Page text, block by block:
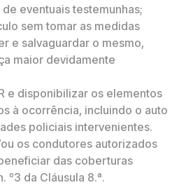
eventuais testemunhas;
sem tomar as medidas
e salvaguardar o mesmo,
maior devidamente
e disponibilizar os elementos
à ocorrência, incluindo o auto
policiais intervenientes.
ou os condutores autorizados
das coberturas
º3 da Cláusula 8.ª.